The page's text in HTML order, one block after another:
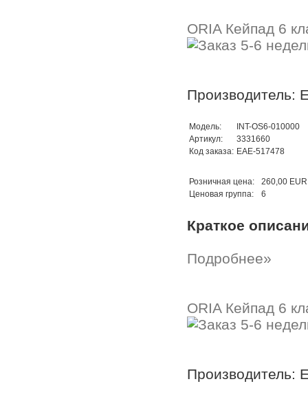
ORIA Кейпад 6
Производитель:
Модель:
INT-OS6-010000
Артикул:
3331660
Код заказа: EAE-517478
Розничная цена:
260,00 EUR
Ценовая группа:
6
Краткое
Подробнее»
ORIA Кейпад 6
Производитель: